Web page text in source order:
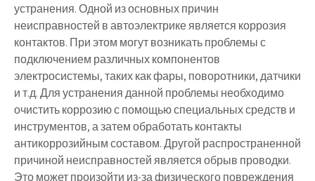
устранения. Одной из основных причин
неисправностей в автоэлектрике является коррозия
контактов. При этом могут возникать проблемы с
подключением различных компонентов
электросистемы, таких как фары, поворотники, датчики
и т.д. Для устранения данной проблемы необходимо
очистить коррозию с помощью специальных средств и
инструментов, а затем обработать контакты
антикоррозийным составом. Другой распространенной
причиной неисправностей является обрыв проводки.
Это может произойти из-за физического повреждения